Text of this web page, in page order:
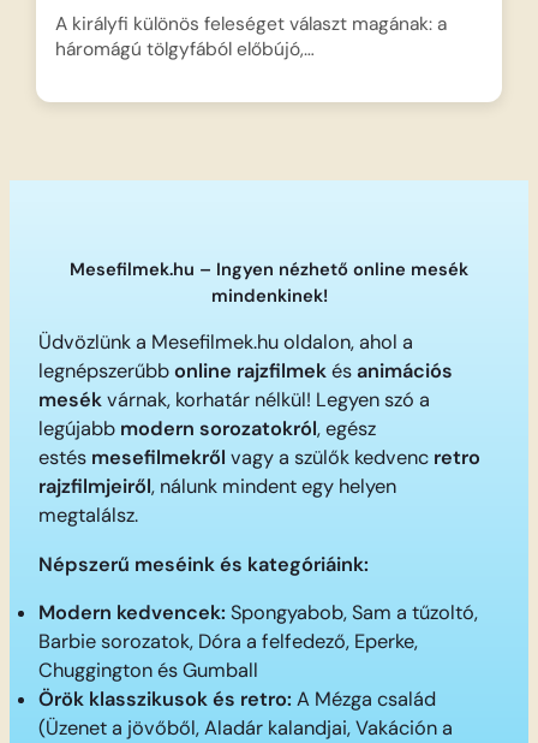
A királyfi különös feleséget választ magának: a
háromágú tölgyfából előbújó,…
Mesefilmek.hu – Ingyen nézhető online mesék
mindenkinek!
Üdvözlünk a Mesefilmek.hu oldalon, ahol a
legnépszerűbbonline rajzfilmekésanimációs
mesékvárnak, korhatár nélkül! Legyen szó a
legújabb modern sorozatokról, egész
estés mesefilmekről vagy a szülők kedvenc retro
rajzfilmjeiről, nálunk mindent egy helyen
megtalálsz.
Népszerű meséink és kategóriáink:
Modern kedvencek: Spongyabob, Sam a tűzoltó,
Barbie sorozatok, Dóra a felfedező, Eperke,
Chuggington és Gumball
Örök klasszikusok és retro: A Mézga család
(Üzenet a jövőből, Aladár kalandjai, Vakáción a